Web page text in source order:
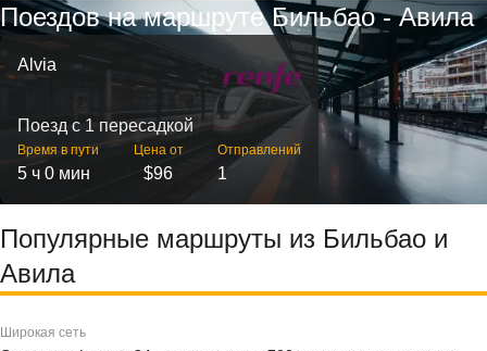
Поездов на маршруте Бильбао - Авила
Alvia
Поезд с 1 пересадкой
Время в пути
5 ч 0 мин
Цена от
$96
Отправлений
1
Популярные маршруты из Бильбао и
Авила
Широкая сеть